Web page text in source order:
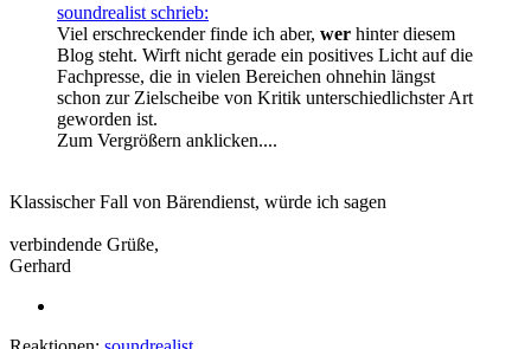
soundrealist schrieb:
Viel erschreckender finde ich aber, wer hinter diesem
Blog steht. Wirft nicht gerade ein positives Licht auf die
Fachpresse, die in vielen Bereichen ohnehin längst
schon zur Zielscheibe von Kritik unterschiedlichster Art
geworden ist.
Zum Vergrößern anklicken....
Klassischer Fall von Bärendienst, würde ich sagen
verbindende Grüße,
Gerhard